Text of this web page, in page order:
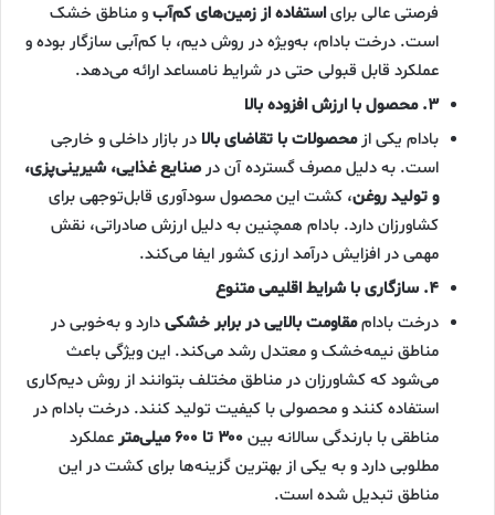
فرصتی عالی برایاستفاده از زمین‌های کم‌آبو مناطق خشک
است. درخت بادام، به‌ویژه در روش دیم، با کم‌آبی سازگار بوده و
عملکرد قابل قبولی حتی در شرایط نامساعد ارائه می‌دهد.
۳. محصول با ارزش افزوده بالا
بادام یکی ازمحصولات با تقاضای بالا در بازار داخلی و خارجی
است. به دلیل مصرف گسترده آن درصنایع غذایی، شیرینی‌پزی،
و تولید روغن، کشت این محصول سودآوری قابل‌توجهی برای
کشاورزان دارد. بادام همچنین به دلیل ارزش صادراتی، نقش
مهمی در افزایش درآمد ارزی کشور ایفا می‌کند.
۴. سازگاری با شرایط اقلیمی متنوع
درخت باداممقاومت بالایی در برابر خشکیدارد و به‌خوبی در
مناطق نیمه‌خشک و معتدل رشد می‌کند. این ویژگی باعث
می‌شود که کشاورزان در مناطق مختلف بتوانند از روش دیم‌کاری
استفاده کنند و محصولی با کیفیت تولید کنند. درخت بادام در
مناطقی با بارندگی سالانه بین۳۰۰ تا ۶۰۰ میلی‌متر
عملکرد
مطلوبی دارد و به یکی از بهترین گزینه‌ها برای کشت در این
مناطق تبدیل شده است.